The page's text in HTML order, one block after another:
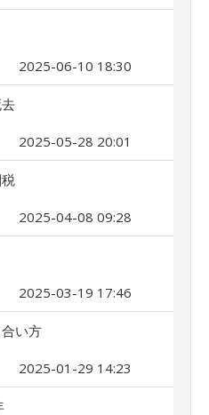
2025-06-10 18:30
2025-05-28 20:01
2025-04-08 09:28
2025-03-19 17:46
い方
2025-01-29 14:23